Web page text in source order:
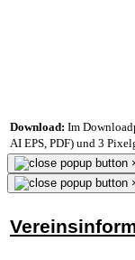
Download: Im
AI EPS, PDF) und 3